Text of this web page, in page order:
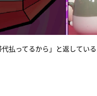
払ってるから」と返している